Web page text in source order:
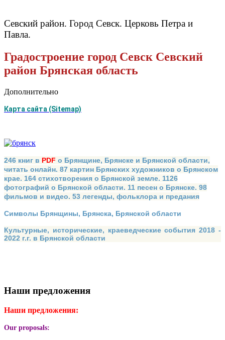
Севский район. Город Севск. Церковь Петра и
Павла.
Градостроение город Севск Севский
район Брянская область
Дополнительно
Карта сайта (Sitemap)
246 книг в PDF о Брянщине, Брянске и Брянской области,
читать онлайн. 87 картин Брянских художников о Брянском
крае. 164 стихотворения о Брянской земле. 1126
фотографий о Брянской области. 11 песен о Брянске. 98
фильмов и видео. 53 легенды, фольклора и предания
Символы Брянщины, Брянска, Брянской области
Культурные, исторические, краеведческие события 2018 -
2022 г.г. в Брянской области
Наши предложения
Наши предложения:
Our proposals: